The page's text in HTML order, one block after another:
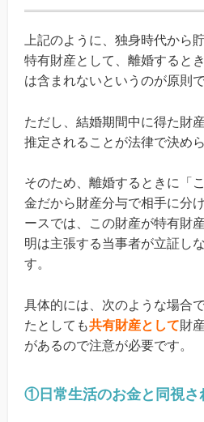
上記のように、独身時代から
特有財産として、離婚すると
は含まれないというのが原則で
ただし、結婚期間中に得た財
推定されることが法律で決め
そのため、離婚するときに「
金だから財産分与で相手に分
ースでは、この財産が特有財
明は主張する当事者が立証し
す。
具体的には、次のような場合
たとしても共有財産として財
があるので注意が必要です。
①日常生活のお金と同視さ